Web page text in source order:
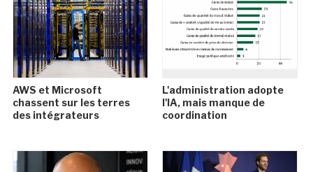
AWS et Microsoft
chassent sur les terres
des intégrateurs
L'administration adopte
l'IA, mais manque de
coordination